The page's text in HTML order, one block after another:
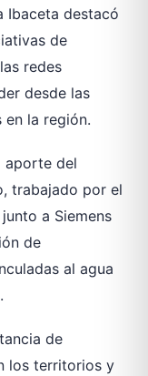
Ibaceta destacó
de
redes
desde las
en la región.
aporte del
trabajado por el
a Siemens
de
al agua
de
los territorios y